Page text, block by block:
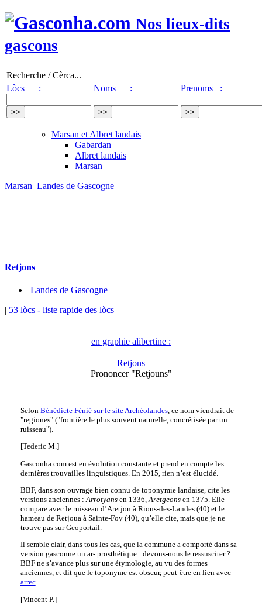
Nos lieux-dits
gascons
Recherche / Cèrca...
Lòcs :
Noms : Prenoms :
Marsan et Albret landais
Gabardan
Albret landais
Marsan
Marsan Landes de Gascogne
Retjons
Landes de Gascogne
| 53 lòcs - liste rapide des lòcs
en graphie alibertine :
Retjons
Prononcer "Retjouns"
Selon Bénédicte Fénié sur le site Archéolandes, ce nom viendrait de
"regiones" ("frontière le plus souvent naturelle, concrétisée par un
ruisseau").
[Tederic M.]
Gasconha.com est en évolution constante et prend en compte les
dernières trouvailles linguistiques. En 2015, rien n’est élucidé.
BBF, dans son ouvrage bien connu de toponymie landaise, cite les
versions anciennes :Arrotyansen 1336,Aretgeonsen 1375. Elle
compare avec le ruisseau d’Aretjon à Rions-des-Landes (40) et le
hameau de Retjoua à Sainte-Foy (40), qu’elle cite, mais que je ne
trouve pas sur Geoportail.
Il semble clair, dans tous les cas, que la commune a comporté dans sa
version gasconne un ar- prosthétique : devons-nous le ressusciter ?
BBF ne s’avance plus sur une étymologie, au vu des formes
anciennes, et dit que le toponyme est obscur, peut-être en lien avec
arrec.
[Vincent P.]